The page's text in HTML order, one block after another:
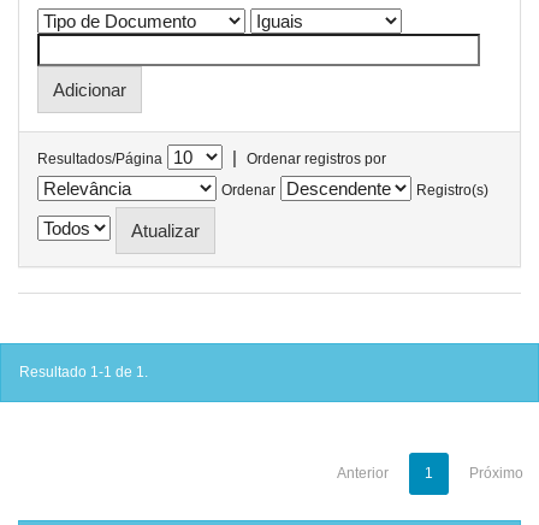
Resultados/Página |
Ordenar registros por
Ordenar
Registro(s)
Resultado 1-1 de 1.
Anterior 1 Próximo